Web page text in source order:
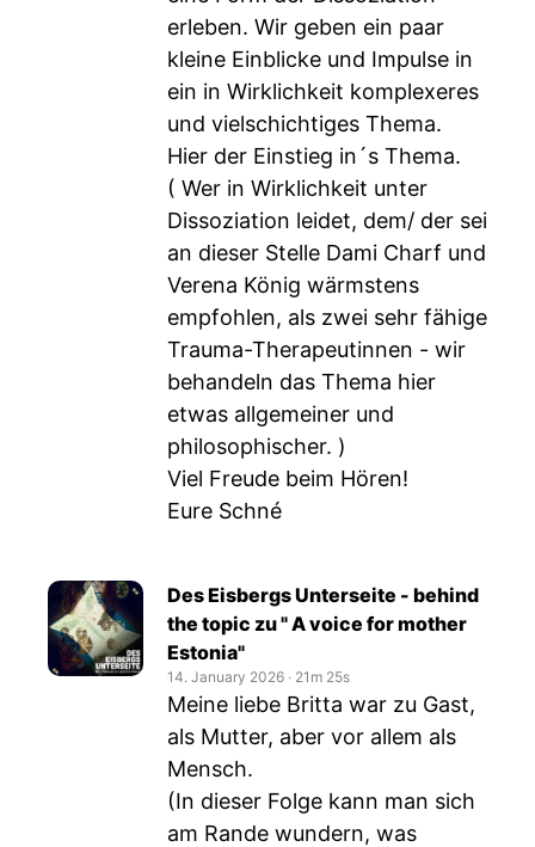
erleben. Wir geben ein paar
kleine Einblicke und Impulse in
ein in Wirklichkeit komplexeres
und vielschichtiges Thema.
Hier der Einstieg in´s Thema.
( Wer in Wirklichkeit unter
Dissoziation leidet, dem/ der sei
an dieser Stelle Dami Charf und
Verena König wärmstens
empfohlen, als zwei sehr fähige
Trauma-Therapeutinnen - wir
behandeln das Thema hier
etwas allgemeiner und
philosophischer. )
Viel Freude beim Hören!
Eure Schné
Des Eisbergs Unterseite - behind
the topic zu " A voice for mother
Estonia"
14. January 2026 ‧ 21m 25s
Meine liebe Britta war zu Gast,
als Mutter, aber vor allem als
Mensch.
(In dieser Folge kann man sich
am Rande wundern, was